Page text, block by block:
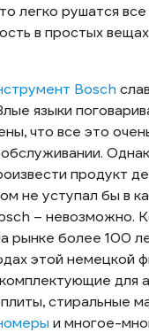
легко рушатся
в простых
Bosch
языки
что все это
продукт
не уступал бы в
– невозможно.
рынке более 100
этой немецкой
для
стиральные
и многое-